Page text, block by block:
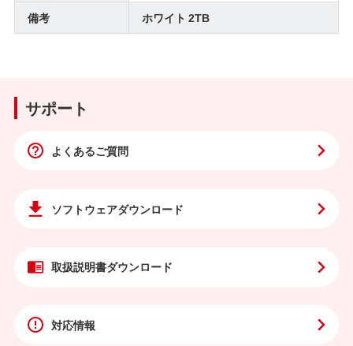
備考
ホワイト 2TB
サポート
よくあるご質問
ソフトウェアダウンロード
取扱説明書ダウンロード
対応情報